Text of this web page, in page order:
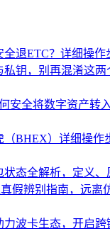
全退ETC？详细操
私钥，别再混淆这
安全将数字资产转
（BHEX）详细操作
状态全解析，定义
真假辨别指南，远离
力波卡生态，开启